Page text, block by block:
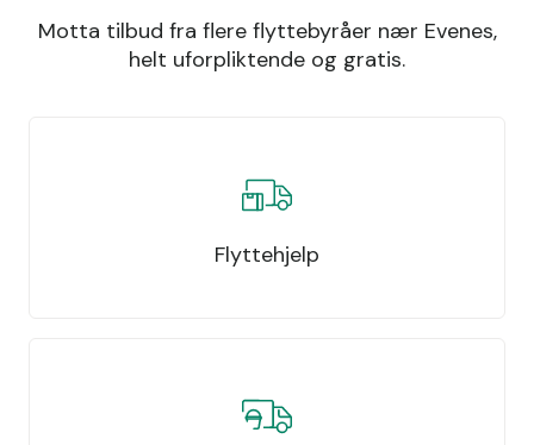
Motta tilbud fra flere flyttebyråer nær Evenes,
helt uforpliktende og gratis.
Flyttehjelp